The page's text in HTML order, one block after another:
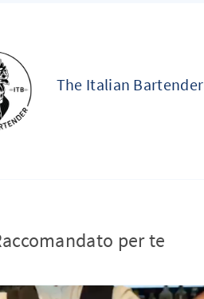
The Italian Bartender
per te